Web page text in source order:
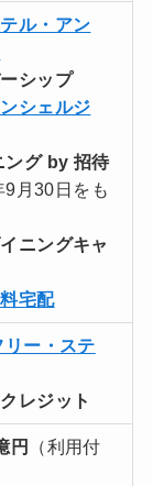
ル・アン
シップ
シェルジ
ング by 招待
9月30日をも
ニングキャ
宅配
リー・ステ
レジット
円
（利用付